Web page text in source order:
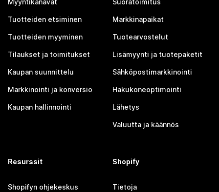
Myyntikanavat
Tuotteiden etsiminen
Tuotteiden myyminen
Tilaukset ja toimitukset
Kaupan suunnittelu
Markkinointi ja konversio
Kaupan hallinnointi
Suoratoimitus
Markkinapaikat
Tuotearvostelut
Lisämyynti ja tuotepaketit
Sähköpostimarkkinointi
Hakukoneoptimointi
Lähetys
Valuutta ja käännös
Resurssit
Shopifyn ohjekeskus
Shopify
Tietoja